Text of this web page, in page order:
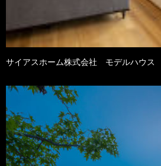
サイアスホーム株式会社 モデルハウス